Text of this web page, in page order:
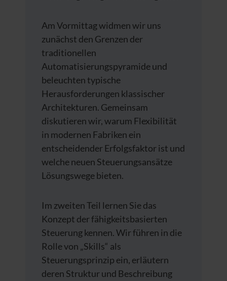
Am Vormittag widmen wir uns
zunächst den Grenzen der
traditionellen
Automatisierungspyramide und
beleuchten typische
Herausforderungen klassischer
Architekturen. Gemeinsam
diskutieren wir, warum Flexibilität
in modernen Fabriken ein
entscheidender Erfolgsfaktor ist und
welche neuen Steuerungsansätze
Lösungswege bieten.
Im zweiten Teil lernen Sie das
Konzept der fähigkeitsbasierten
Steuerung kennen. Wir führen in die
Rolle von „Skills“ als
Steuerungsprinzip ein, erläutern
deren Struktur und Beschreibung